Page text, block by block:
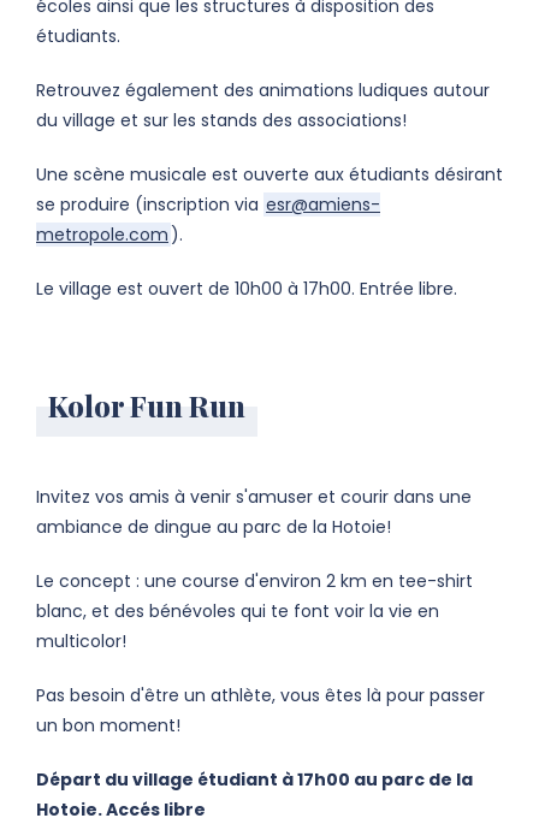
écoles ainsi que les structures à disposition des
étudiants.
Retrouvez également des animations ludiques autour
du village et sur les stands des associations!
Une scène musicale est ouverte aux étudiants désirant
se produire (inscription via esr@amiens-
metropole.com ).
Le village est ouvert de 10h00 à 17h00. Entrée libre.
Kolor Fun Run
Invitez vos amis à venir s'amuser et courir dans une
ambiance de dingue au parc de la Hotoie!
Le concept : une course d'environ 2 km en tee-shirt
blanc, et des bénévoles qui te font voir la vie en
multicolor!
Pas besoin d'être un athlète, vous êtes là pour passer
un bon moment!
Départ du village étudiant à 17h00 au parc de la
Hotoie. Accés libre